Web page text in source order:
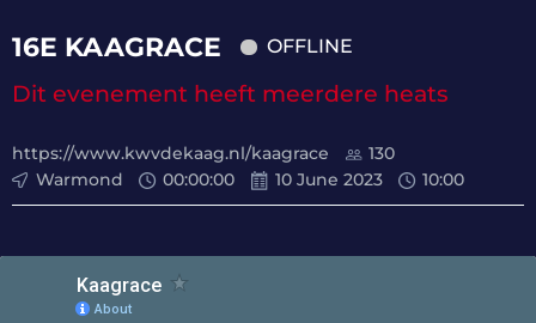
16E KAAGRACE OFFLINE
Dit evenement heeft meerdere heats
https://www.kwvdekaag.nl/kaagrace
130
Warmond
00:00:00 10 June 2023 10:00